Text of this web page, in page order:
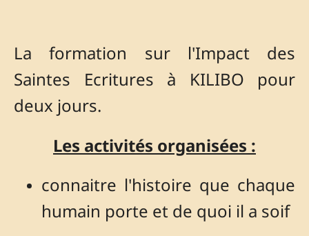
La formation sur l'Impact des
Saintes Ecritures à KILIBO pour
deux jours.
Les activités organisées :
connaitre l'histoire que chaque
humain porte et de quoi il a soif